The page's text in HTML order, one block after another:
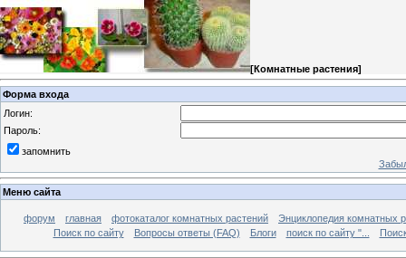
[Комнатные растения]
Форма входа
Логин:
Пароль:
запомнить
Меню сайта
форум главная фотокаталог комнатных растений
Энциклопедия комнатных
Поиск по сайту
Вопросы ответы (FAQ) Блоги поиск по сайту "...